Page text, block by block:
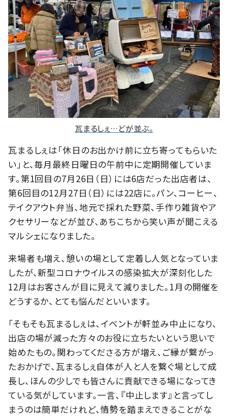
瓦まるしぇ…どが並ぶ。
瓦まるしぇは「休日のお出かけ前に立ち寄ってもらいた
い」と、毎月最終日曜日の午前中に定期開催していま
す。第1回目の7月26日（日）には6店だった出店者は、
第6回目の12月27日（日）には22店に。パン、コーヒー、
テイクアウト弁当、地元で採れた野菜、手作り雑貨やア
クセサリーなどが並び、あちこちから笑い声が聞こえる
マルシェになりました。
来場者も増え、憩いの場として定着し人気となっていま
したが、新型コロナウイルスの感染拡大が深刻化した
12月はお客さんが目に見えて減りました。1月の開催を
どうするか、とても悩んだといいます。
「そもそも瓦まるしぇは、イベントが軒並み中止になり、
出店の場が減った方々のお役に立ちたいという思いで
始めたもの。関わってくださる方が増え、ご縁が繋がっ
たおかげで、瓦まるしぇ自体が人と人を繋ぐ場として成
長し、ほんの少しでも皆さんに貢献できる場になってき
ている気がしています。一言、『中止します』と言ってし
まうのは簡単だけれど、情勢を踏まえできることがな